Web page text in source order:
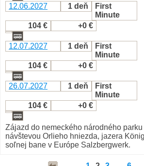
12.06.2027 1 deň
First
Minute
104 €
+0 €
12.07.2027 1 deň
First
Minute
104 €
+0 €
26.07.2027 1 deň
First
Minute
104 €
+0 €
Zájazd do nemeckého národného
návštevou Orlieho hniezda, jazera
soľnej bane v Európe Salzbergwerk.